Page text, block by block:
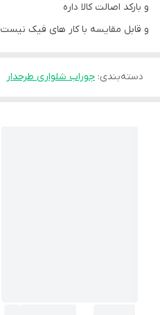
و بارکد اصالت کالا داره
و قابل مقایسه با کار های فیک نیست
دسته‌بندی: جوراب شلواری طرحدار